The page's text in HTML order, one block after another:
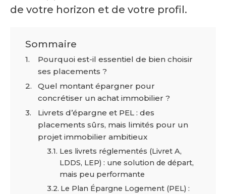
de votre horizon et de votre profil.
Sommaire
Pourquoi est-il essentiel de bien choisir
ses placements ?
Quel montant épargner pour
concrétiser un achat immobilier ?
Livrets d’épargne et PEL : des
placements sûrs, mais limités pour un
projet immobilier ambitieux
Les livrets réglementés (Livret A,
LDDS, LEP) : une solution de départ,
mais peu performante
Le Plan Épargne Logement (PEL) :